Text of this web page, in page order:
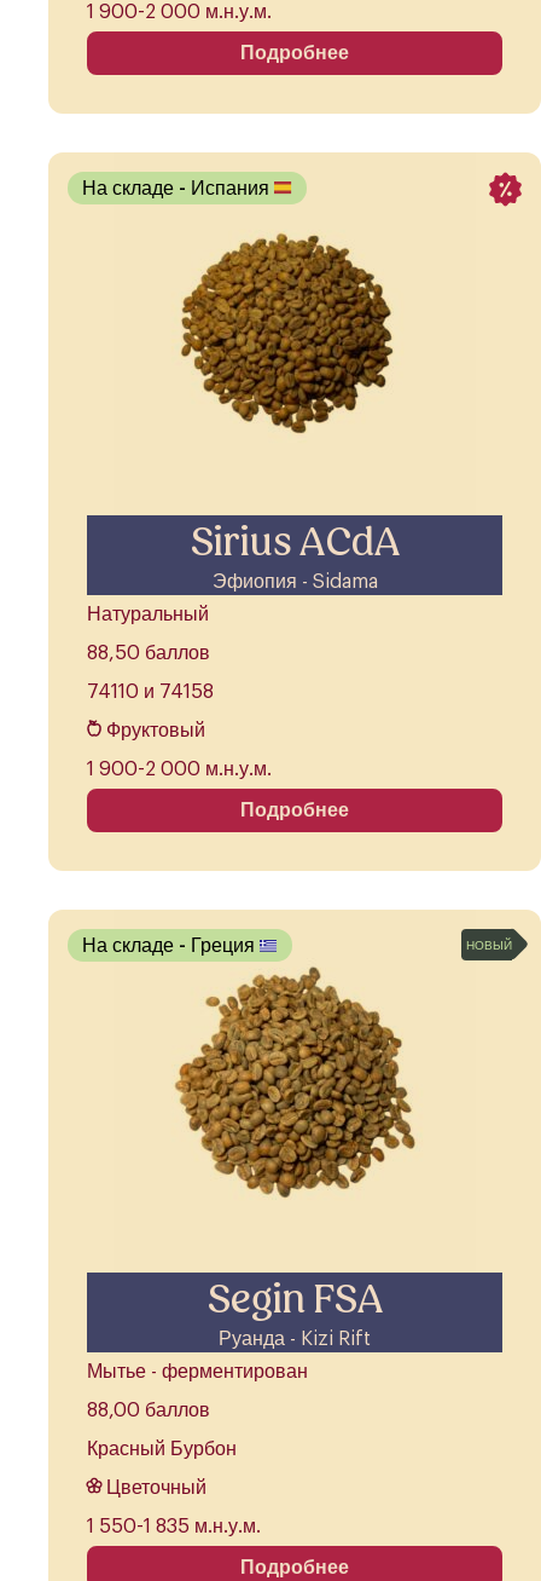
1 900-2 000 м.н.у.м.
Подробнее
Sirius ACdA
Эфиопия - Sidama
На складе - Испания
Натуральный
88,50 баллов
74110 и 74158
Фруктовый
1 900-2 000 м.н.у.м.
Подробнее
Segin FSA
Руанда - Kizi Rift
На складе - Греция
Мытье - ферментирован
88,00 баллов
Красный Бурбон
Цветочный
1 550-1 835 м.н.у.м.
НОВЫЙ
Подробнее